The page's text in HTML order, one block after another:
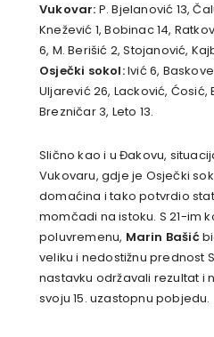
Vukovar: P. Bjelanović 13,
Knežević 1, Bobinac 14,
6, M. Berišić 2, Stojanović,
Osječki sokol:Ivić 6,
Uljarević 26, Lacković, Ćosić,
Brezničar 3, Leto 13.
Slično kao i u Đakovu,
Vukovaru, gdje je Osječki
domaćina i tako potvrdio
momčadi na istoku. S 21-im
poluvremenu, Marin Bašić
veliku i nedostižnu prednost
nastavku održavali rezultat i
svoju 15. uzastopnu pobjedu.